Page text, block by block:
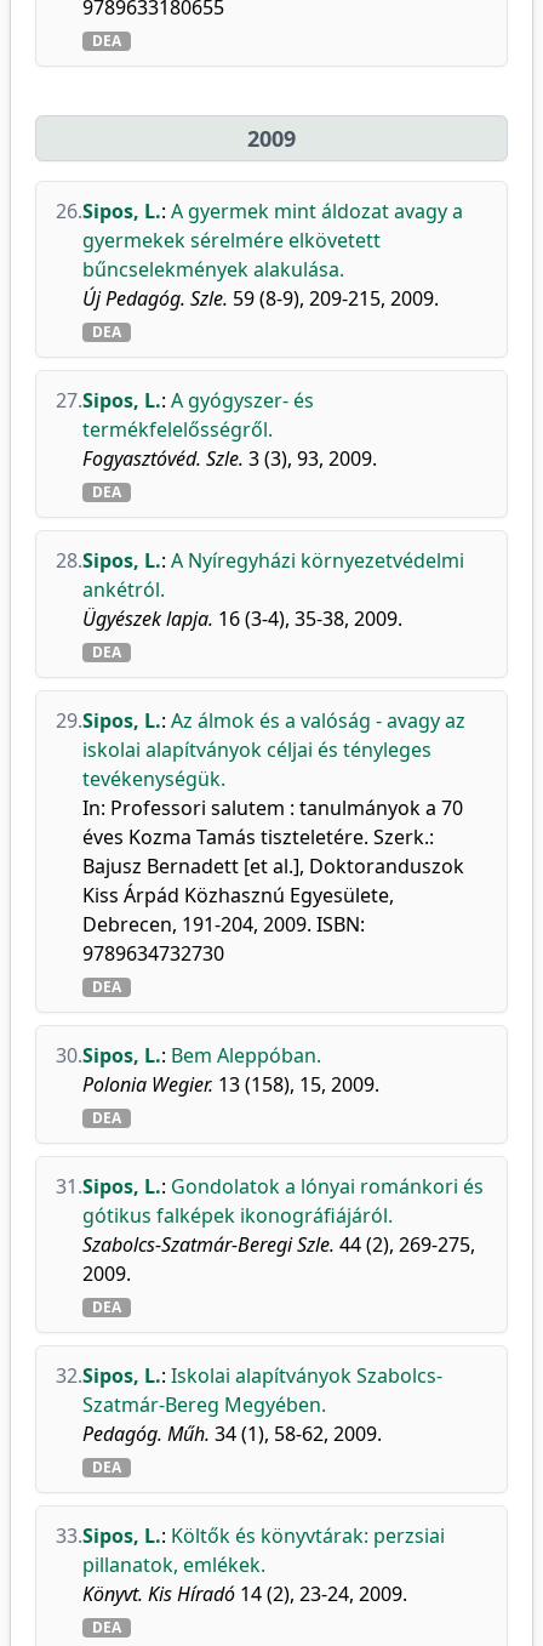
9789633180655
DEA
2009
26.Sipos, L.: A gyermek mint áldozat avagy a
gyermekek sérelmére elkövetett
bűncselekmények alakulása.
Új Pedagóg. Szle. 59 (8-9), 209-215, 2009.
DEA
27.Sipos, L.: A gyógyszer- és
termékfelelősségről.
Fogyasztóvéd. Szle. 3 (3), 93, 2009.
DEA
28.Sipos, L.: A Nyíregyházi környezetvédelmi
ankétról.
Ügyészek lapja. 16 (3-4), 35-38, 2009.
DEA
29.Sipos, L.: Az álmok és a valóság - avagy az
iskolai alapítványok céljai és tényleges
tevékenységük.
In: Professori salutem : tanulmányok a 70
éves Kozma Tamás tiszteletére. Szerk.:
Bajusz Bernadett [et al.], Doktoranduszok
Kiss Árpád Közhasznú Egyesülete,
Debrecen, 191-204, 2009. ISBN:
9789634732730
DEA
30.Sipos, L.: Bem Aleppóban.
Polonia Wegier. 13 (158), 15, 2009.
DEA
31.Sipos, L.: Gondolatok a lónyai románkori és
gótikus falképek ikonográfiájáról.
Szabolcs-Szatmár-Beregi Szle. 44 (2), 269-275,
2009.
DEA
32.Sipos, L.: Iskolai alapítványok Szabolcs-
Szatmár-Bereg Megyében.
Pedagóg. Műh. 34 (1), 58-62, 2009.
DEA
33.Sipos, L.: Költők és könyvtárak: perzsiai
pillanatok, emlékek.
Könyvt. Kis Híradó 14 (2), 23-24, 2009.
DEA